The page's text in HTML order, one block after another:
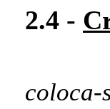
2.4 -
coloca-